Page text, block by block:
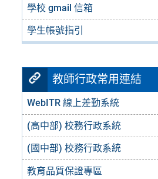
學校 gmail 信箱
學生帳號指引
教師行政常用連結
WebITR 線上差勤系統
(高中部) 校務行政系統
(國中部) 校務行政系統
教育品質保證專區